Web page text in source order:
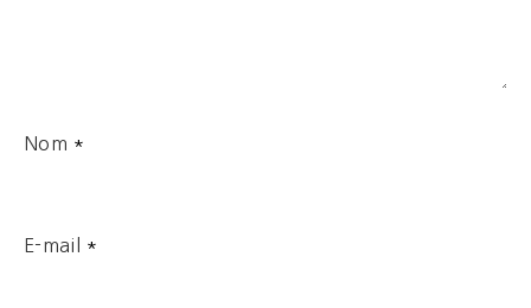
Nom *
E-mail *